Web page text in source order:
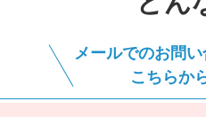
メールでのお問
こちらか